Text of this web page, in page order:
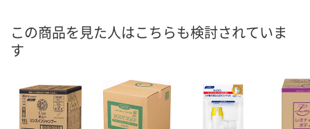
8月11日（火）
カゴへ カゴへ カ
この商品を見た人はこちらも検討されていま
す